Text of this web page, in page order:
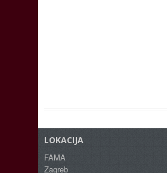
LOKACIJA
FAMA
Zagreb